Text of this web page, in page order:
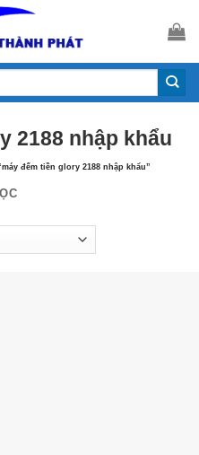
2188 nhập khẩu
đếm tiền glory 2188 nhập khẩu”